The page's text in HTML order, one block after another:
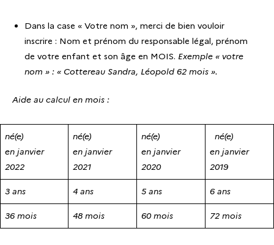
Dans la case « Votre nom », merci de bien vouloir
inscrire : Nom et prénom du responsable légal, prénom
de votre enfant et son âge en MOIS. Exemple « votre
nom » : « Cottereau Sandra, Léopold 62 mois ».
Aide au calcul en mois :
né(e)
en janvier
2022
né(e)
en janvier
2021
né(e)
en janvier
2020
né(e)
en janvier
2019
3 ans 4 ans 5 ans 6 ans
36 mois 48 mois 60 mois 72 mois